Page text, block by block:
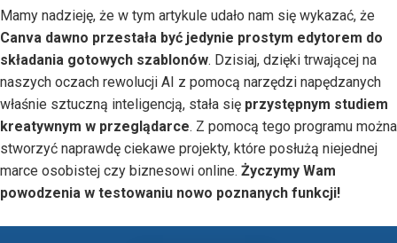
Mamy nadzieję, że w tym artykule udało nam się wykazać, że
Canva dawno przestała być jedynie prostym edytorem do
składania gotowych szablonów. Dzisiaj, dzięki trwającej na
naszych oczach rewolucji AI z pomocą narzędzi napędzanych
właśnie sztuczną inteligencją, stała się przystępnym studiem
kreatywnym w przeglądarce. Z pomocą tego programu można
stworzyć naprawdę ciekawe projekty, które posłużą niejednej
marce osobistej czy biznesowi online. Życzymy Wam
powodzenia w testowaniu nowo poznanych funkcji!